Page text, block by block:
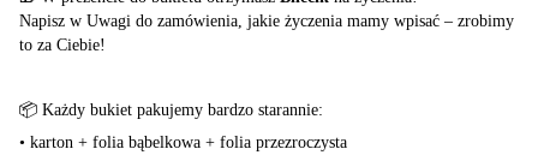
Napisz w Uwagi do zamówienia, jakie życzenia mamy wpisać – zrobimy
to za Ciebie!
📦 Każdy bukiet pakujemy bardzo starannie:
• karton + folia bąbelkowa + folia przezroczysta